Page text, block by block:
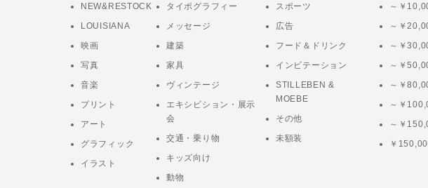
NEW&RESTOCK
LOUISIANA
映画
写真
音楽
プリント
アート
グラフィック
イラスト
タイポグラフィー
メッセージ
建築
家具
ヴィンテージ
エキシビション・展示
会
交通・乗り物
キッズ向け
動物
スポーツ
広告
フード＆ドリンク
インビテーション
STILLEBEN &
MOEBE
その他
未額装
～￥
～￥
～￥
～￥
～￥
～￥
～￥
￥